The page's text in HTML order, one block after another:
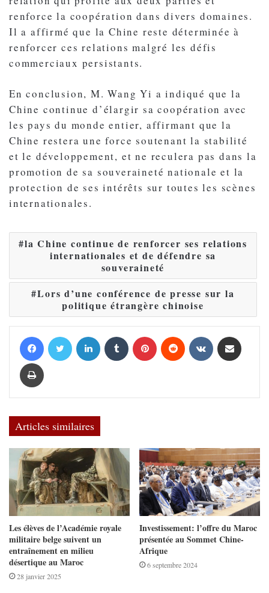
renforce la coopération dans divers domaines.
Il a affirmé que la Chine reste déterminée à
renforcer ces relations malgré les défis
commerciaux persistants.
En conclusion, M. Wang Yi a indiqué que la
Chine continue d’élargir sa coopération avec
les pays du monde entier, affirmant que la
Chine restera une force soutenant la stabilité
et le développement, et ne reculera pas dans la
promotion de sa souveraineté nationale et la
protection de ses intérêts sur toutes les scènes
internationales.
la Chine continue de renforcer ses relations
internationales et de défendre sa
souveraineté
Lors d’une conférence de presse sur la
politique étrangère chinoise
Articles similaires
Les élèves de l’Académie royale
militaire belge suivent un
entraînement en milieu
désertique au Maroc
28 janvier 2025
Investissement: l’offre du Maroc
présentée au Sommet Chine-
Afrique
6 septembre 2024